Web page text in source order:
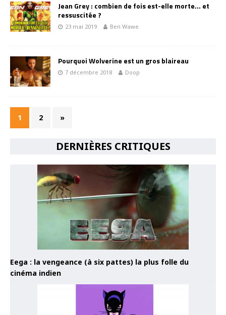
Jean Grey : combien de fois est-elle morte… et
ressuscitée ?
23 mai 2019 Ben Wawe
Pourquoi Wolverine est un gros blaireau
7 décembre 2018 Doop
1 2 »
DERNIÈRES CRITIQUES
Eega : la vengeance (à six pattes) la plus folle du
cinéma indien